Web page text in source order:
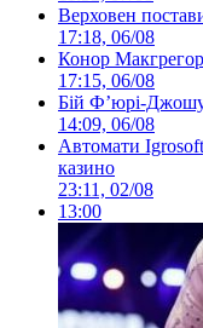
Верховен
17:18, 06/08
Конор Макгрегор
17:15, 06/08
Бій Ф’юрі-
14:09, 06/08
Автомати
казино
23:11, 02/08
13:00